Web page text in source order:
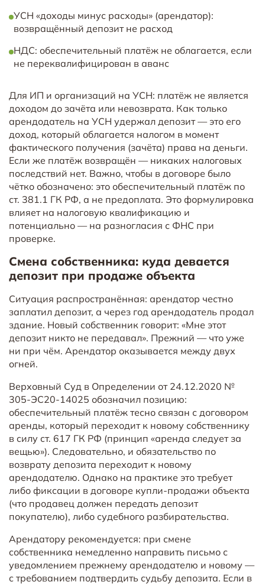
УСН «доходы минус расходы» (арендатор):
возвращённый депозит не расход
НДС: обеспечительный платёж не облагается, если
не переквалифицирован в аванс
Для ИП и организаций на УСН: платёж не является
доходом до зачёта или невозврата. Как только
арендодатель на УСН удержал депозит — это его
доход, который облагается налогом в момент
фактического получения (зачёта) права на деньги.
Если же платёж возвращён — никаких налоговых
последствий нет. Важно, чтобы в договоре было
чётко обозначено: это обеспечительный платёж по
ст. 381.1 ГК РФ, а не предоплата. Это формулировка
влияет на налоговую квалификацию и
потенциально — на разногласия с ФНС при
проверке.
Смена собственника: куда девается
депозит при продаже объекта
Ситуация распространённая: арендатор честно
заплатил депозит, а через год арендодатель продал
здание. Новый собственник говорит: «Мне этот
депозит никто не передавал». Прежний — что уже
ни при чём. Арендатор оказывается между двух
огней.
Верховный Суд в Определении от 24.12.2020 №
305-ЭС20-14025 обозначил позицию:
обеспечительный платёж тесно связан с договором
аренды, который переходит к новому собственнику
в силу ст. 617 ГК РФ (принцип «аренда следует за
вещью»). Следовательно, и обязательство по
возврату депозита переходит к новому
арендодателю. Однако на практике это требует
либо фиксации в договоре купли-продажи объекта
(что продавец должен передать депозит
покупателю), либо судебного разбирательства.
Арендатору рекомендуется: при смене
собственника немедленно направить письмо с
уведомлением прежнему арендодателю и новому —
с требованием подтвердить судьбу депозита. Если в